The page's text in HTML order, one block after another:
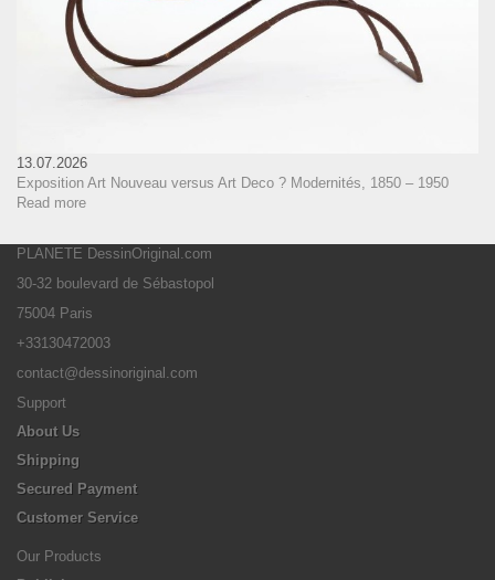
13.07.2026
Exposition Art Nouveau versus Art Deco ? Modernités, 1850 – 1950
Read more
PLANETE DessinOriginal.com
30-32 boulevard de Sébastopol
75004 Paris
+33130472003
contact@dessinoriginal.com
Support
About Us
Shipping
Secured Payment
Customer Service
Our Products